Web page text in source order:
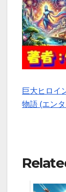
巨大ヒロイ
物語 (エン